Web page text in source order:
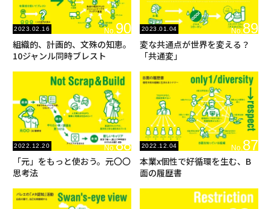
2023.02.16 No.90
組織的、計画的、文殊の知恵。
10ジャンル同時ブレスト
2023.01.04 No.89
変な共通点が世界を変える？
「共通変」
2022.12.20 No.88
「元」をもっと使おう。元〇〇
思考法
2022.12.04 No.87
本業x個性で好循環を生む、B
面の履歴書